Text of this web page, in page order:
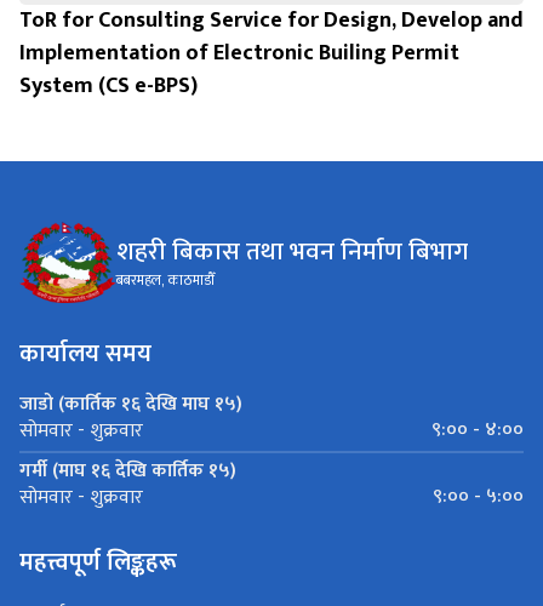
ToR for Consulting Service for Design, Develop and
Implementation of Electronic Builing Permit
System (CS e-BPS)
शहरी बिकास तथा भवन निर्माण बिभाग
बबरमहल, काठमाडौँ
कार्यालय समय
जाडो (कार्तिक १६ देखि माघ १५)
सोमवार - शुक्रवार
९:०० - ४:००
गर्मी (माघ १६ देखि कार्तिक १५)
सोमवार - शुक्रवार ९:०० - ५:००
महत्त्वपूर्ण लिङ्कहरू